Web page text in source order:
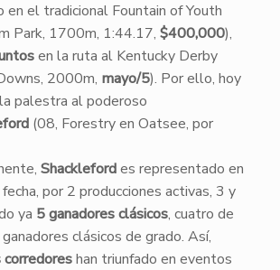
en el tradicional Fountain of Youth
Park, 1700m, 1:44.17, $400,000),
en la ruta al Kentucky Derby
2000m, mayo/5). Por ello, hoy
palestra al poderoso
(08, Forestry en Oatsee, por
Shacklefordes representado en
por 2 producciones activas, 3 y
ya 5 ganadores clásicos, cuatro de
clásicos de grado. Así,
han triunfado en eventos